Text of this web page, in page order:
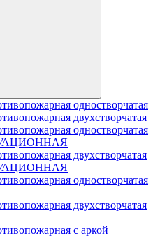
одностворчатая
двухстворчатая
одностворчатая
двухстворчатая
одностворчатая
двухстворчатая
с аркой